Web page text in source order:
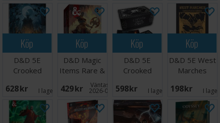
Köp
D&D 5E
Crooked
Rulebook
628 SEK I lager: 4
Köp
D&D Magic
Items Rare &
Very Rare
429 SEK Väntas in:
2026-08-31
Köp
D&D 5E
Crooked
Deck & Bag
598 SEK I lager:
Köp
D&D 5E West
Marches
Playstyle
198 SEK I